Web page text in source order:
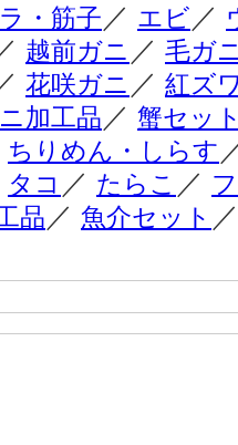
・筋子 ／ エビ ／
越前ガニ ／ 毛ガ
花咲ガニ ／ 紅ズ
加工品 ／ 蟹セッ
ちりめん・しらす
タコ ／ たらこ ／
品 ／ 魚介セット ／